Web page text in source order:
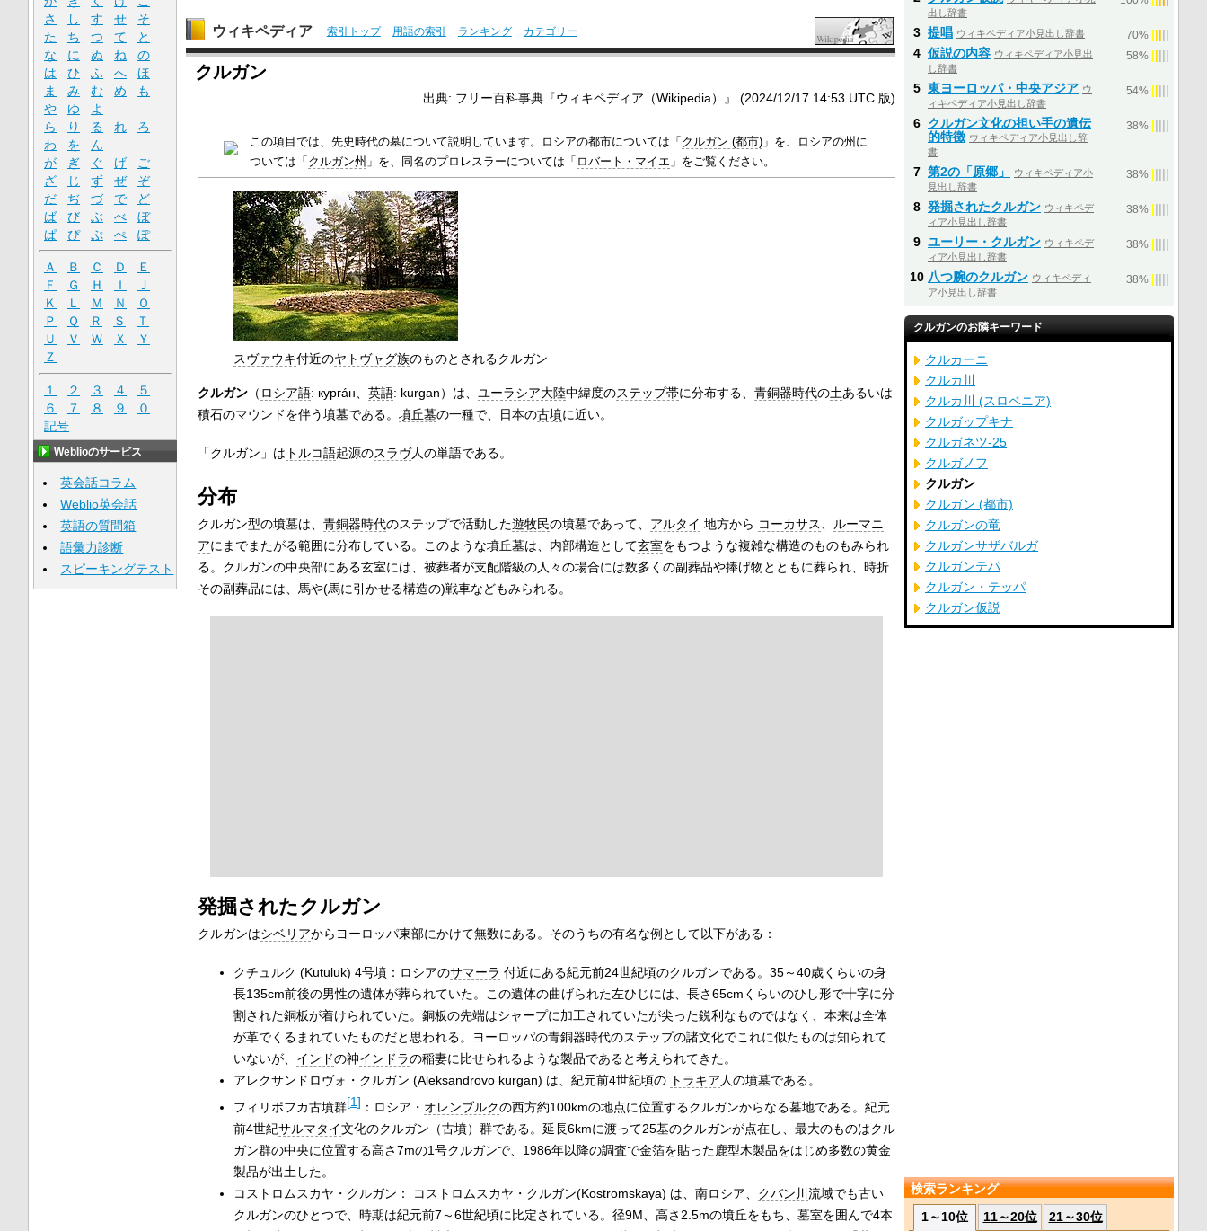
ウィキペディア 索引トップ 用語の索引 ランキング カテゴリー
クルガン
出典: フリー百科事典『ウィキペディア（Wikipedia）』 (2024/12/17 14:53 UTC 版)
この項目では、先史時代の墓について説明しています。ロシアの都市については「 クルガン (都市)」を、ロシアの州に
ついては「 クルガン州 」を、同名のプロレスラーについては「 ロバート・マイエ 」をご覧ください。
スヴァウキ付近のヤトヴャグ族のものとされるクルガン
クルガン（ ロシア語: кургáн 英語: kurgan）は、 ユーラシア大陸中緯度のステップ帯に分布する、 青銅器時代の土あるいは
積石のマウンドを伴う墳墓である。 墳丘墓の一種で、日本の古墳に近い。
「クルガン」は トルコ語起源のスラヴ人の単語である。
分布
クルガン型の墳墓は、 青銅器時代のステップで活動した遊牧民の墳墓であって、 アルタイ 地方から コーカサス、 ルーマニ
アにまでまたがる範囲に分布している。このような墳丘墓は、内部構造として玄室をもつような複雑な構造のものもみられ
る。クルガンの中央部にある玄室には、被葬者が支配階級の人々の場合には数多くの副葬品や捧げ物とともに葬られ、時折
その副葬品には、馬や(馬に引かせる構造の)戦車などもみられる。
発掘されたクルガン
クルガンはシベリアからヨーロッパ東部にかけて無数にある。そのうちの有名な例として以下がある：
クチュルク (Kutuluk) 4号墳：ロシアのサマーラ 付近にある紀元前24世紀頃のクルガンである。35～40歳くらいの身
長135cm前後の男性の遺体が葬られていた。この遺体の曲げられた左ひじには、長さ65cmくらいのひし形で十字に分
割された銅板が着けられていた。銅板の先端はシャープに加工されていたが尖った鋭利なものではなく、本来は全体
が革でくるまれていたものだと思われる。ヨーロッパの青銅器時代のステップの諸文化でこれに似たものは知られて
いないが、 インドの神インドラの稲妻に比せられるような製品であると考えられてきた。
アレクサンドロヴォ・クルガン (Aleksandrovo kurgan) は、紀元前4世紀頃の トラキア 人の墳墓である。
フィリポフカ古墳群[1] ：ロシア・ オレンブルクの西方約100kmの地点に位置するクルガンからなる墓地である。紀元
前4世紀サルマタイ文化のクルガン（古墳）群である。延長6kmに渡って25基のクルガンが点在し、最大のものはクル
ガン群の中央に位置する高さ7mの1号クルガンで、1986年以降の調査で金箔を貼った鹿型木製品をはじめ多数の黄金
製品が出土した。
コストロムスカヤ・クルガン： コストロムスカヤ・クルガン(Kostromskaya) は、南ロシア、 クバン川 流域でも古い
クルガンのひとつで、時期は紀元前7～6世紀頃に比定されている。径9M、高さ2.5mの墳丘をもち、墓室を囲んで4本
さ
し す せ
そ
た
ち つ て
と
な
に ぬ ね
の
は
ひ ふ へ
ほ
ま
み む め
も
や
ゆ
よ
ら
り る れ
ろ
わ
を
ん
が
ぎ ぐ げ
ご
ざ
じ ず ぜ
ぞ
だ
ぢ づ で
ど
ば
び ぶ べ
ぼ
ぱ
ぴ ぷ ぺ ぽ
Ａ Ｂ Ｃ Ｄ
Ｅ
Ｆ
Ｇ Ｈ Ｉ
Ｊ
Ｋ
Ｌ Ｍ Ｎ
Ｏ
Ｐ
Ｑ Ｒ Ｓ
Ｔ
Ｕ
Ｖ Ｗ Ｘ
Ｙ
Ｚ
１ ２ ３ ４
５
６
７ ８ ９
０
記号
Weblioのサービス
英会話コラム
Weblio英会話
英語の質問箱
語彙力診断
スピーキングテスト
出し辞書
3 提唱 ウィキペディア小見出し辞書 70%
4 仮説の内容 ウィキペディア小見出
し辞書
58%
5 東ヨーロッパ・中央アジア ウ
ィキペディア小見出し辞書
54%
6 クルガン文化の担い手の遺伝
的特徴 ウィキペディア小見出し辞
書
38%
7 第2の「原郷」
ウィキペディア小
見出し辞書
38%
8 発掘されたクルガン ウィキペデ
ィア小見出し辞書
38%
9 ユーリー・クルガン ウィキペデ
ィア小見出し辞書
38%
10 八つ腕のクルガン ウィキペディ
ア小見出し辞書
38%
クルガンのお隣キーワード
クルカーニ
クルカ川
クルカ川 (スロベニア)
クルガップキナ
クルガネツ-25
クルガノフ
クルガン
クルガン (都市)
クルガンの竜
クルガンサザバルガ
クルガンテパ
クルガン・テッパ
クルガン仮説
検索ランキング
1～10位
11～20位 21～30位